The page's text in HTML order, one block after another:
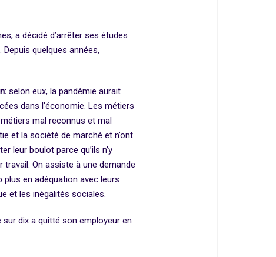
a décidé d’arrêter ses études
quelques années,
selon eux, la pandémie aurait
dans l’économie. Les métiers
mal reconnus et mal
et la société de marché et n’ont
leur boulot parce qu’ils n’y
On assiste à une demande
plus en adéquation avec leurs
et les inégalités sociales.
dix a quitté son employeur en